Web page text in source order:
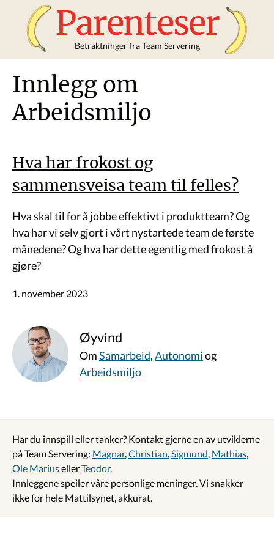
Parenteser
Betraktninger fra Team Servering
Innlegg om
Arbeidsmiljo
Hva har frokost og
sammensveisa team til felles?
Hva skal til for å jobbe effektivt i produktteam? Og
hva har vi selv gjort i vårt nystartede team de første
månedene? Og hva har dette egentlig med frokost å
gjøre?
1. november 2023
Øyvind
OmSamarbeid,Autonomiog
Arbeidsmiljo
Har du innspill eller tanker? Kontakt gjerne en av utviklerne
på Team Servering: Magnar, Christian Sigmund Mathias
Ole MariusellerTeodor.
Innleggene speiler våre personlige meninger. Vi snakker
ikke for hele Mattilsynet, akkurat.